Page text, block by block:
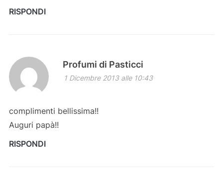
RISPONDI
Profumi di Pasticci
1 Dicembre 2013 alle 10:43
complimenti bellissima!!
Auguri papà!!
RISPONDI